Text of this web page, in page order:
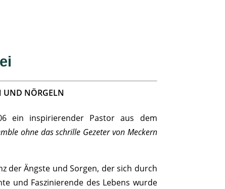
UND NÖRGELN
ein inspirierender Pastor aus dem
ohne das schrille Gezeter von Meckern
der Ängste und Sorgen, der sich durch
und Faszinierende des Lebens wurde